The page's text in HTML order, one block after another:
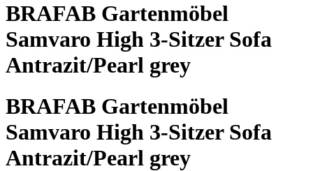
BRAFAB Gartenmöbel
Samvaro High 3-Sitzer Sofa
Antrazit/Pearl grey
BRAFAB Gartenmöbel
Samvaro High 3-Sitzer Sofa
Antrazit/Pearl grey